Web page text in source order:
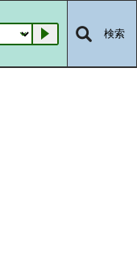
Go 検索